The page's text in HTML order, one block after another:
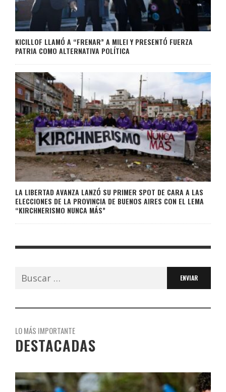
KICILLOF LLAMÓ A “FRENAR” A MILEI Y PRESENTÓ FUERZA
PATRIA COMO ALTERNATIVA POLÍTICA
LA LIBERTAD AVANZA LANZÓ SU PRIMER SPOT DE CARA A LAS
ELECCIONES DE LA PROVINCIA DE BUENOS AIRES CON EL LEMA
“KIRCHNERISMO NUNCA MÁS”
Buscar:
LO MÁS IMPORTANTE
DESTACADAS